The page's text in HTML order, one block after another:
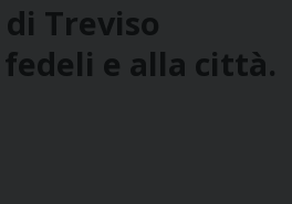
Treviso
e alla città.